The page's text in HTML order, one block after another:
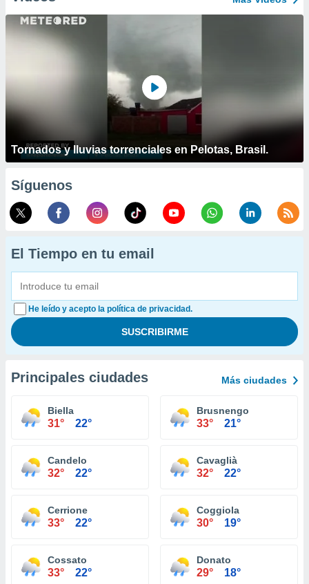
Tornados y lluvias torrenciales en Pelotas, Brasil.
Síguenos
El Tiempo en tu email
He leído y acepto la política de privacidad.
Principales ciudades Más ciudades
Biella
31° 22°
Brusnengo
33° 21°
Candelo
32° 22°
Cavaglià
32° 22°
Cerrione
33° 22°
Coggiola
30° 19°
Cossato
33° 22°
Donato
29° 18°